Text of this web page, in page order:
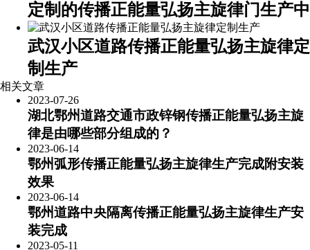
定制的传播正能量弘扬主旋律门生产中
武汉小区道路传播正能量弘扬主旋律定
制生产
相关文章
2023-07-26
湖北鄂州道路交通市政锌钢传播正能量弘扬主旋
律是由哪些部分组成的？
2023-06-14
鄂州弧形传播正能量弘扬主旋律生产完成附安装
效果
2023-06-14
鄂州道路中央隔离传播正能量弘扬主旋律生产安
装完成
2023-05-11